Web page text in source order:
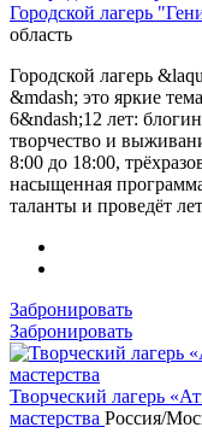
Городской лагерь
область
Городской лагерь
&mdash; это яркие
6&ndash;12 лет:
творчество и
8:00 до 18:00,
насыщенная
таланты и проведёт
Забронировать
Забронировать
Творческий лагерь
мастерства Россия/